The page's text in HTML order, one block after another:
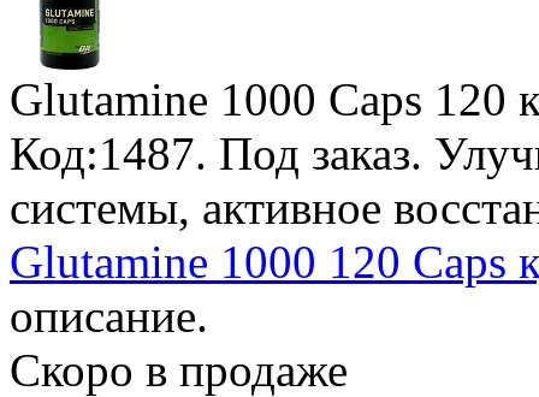
Glutamine 1000 Caps 120
Код:1487. Под заказ.
системы, активное
Glutamine 1000 120 Caps
описание.
Скоро в продаже